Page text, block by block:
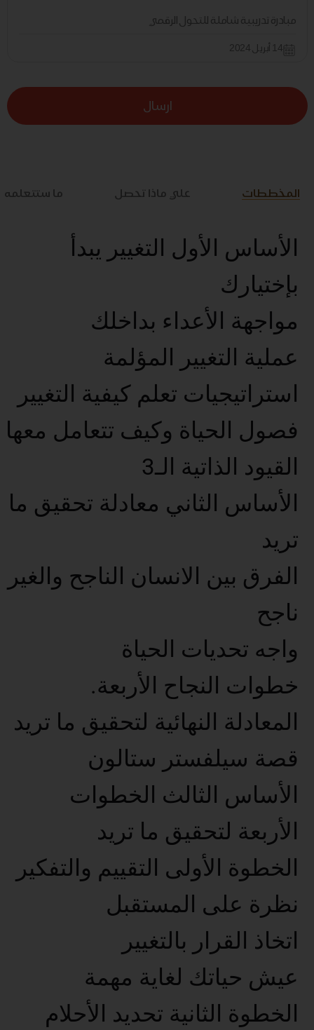
مبادرة تدريبية شاملة للتحول الرقمي
14 أبريل 2024
ارسال
المخططات علي ماذا تحصل ما ستتعلمه
الأساس الأول التغيير يبدأ
بإختيارك
مواجهة الأعداء بداخلك
عملية التغيير المؤلمة
استراتيجيات تعلم كيفية التغيير
فصول الحياة وكيف تتعامل معها
القيود الذاتية الـ3
الأساس الثاني معادلة تحقيق ما
تريد
الفرق بين الانسان الناجح والغير
ناجح
واجه تحديات الحياة
خطوات النجاح الأربعة.
المعادلة النهائية لتحقيق ما تريد
قصة سيلفستر ستالون
الأساس الثالث الخطوات
الأربعة لتحقيق ما تريد
الخطوة الأولى التقييم والتفكير
نظرة على المستقبل
اتخاذ القرار بالتغيير
عيش حياتك لغاية مهمة
الخطوة الثانية تحديد الأحلام